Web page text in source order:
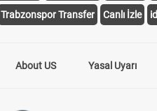
Trabzonspor Transfer Canlı İzle
About US Yasal Uyarı